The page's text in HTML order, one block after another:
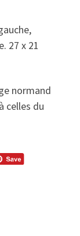
27 x 21
normand
celles du